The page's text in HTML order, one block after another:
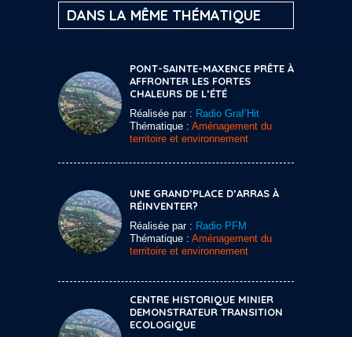
DANS LA MÊME THÉMATIQUE
PONT-SAINTE-MAXENCE PRÊTE À
AFFRONTER LES FORTES
CHALEURS DE L’ÉTÉ
Réalisée par : Radio Graf’Hit
Thématique : Aménagement du
territoire et environnement
UNE GRAND’PLACE D’ARRAS À
RÉINVENTER?
Réalisée par : Radio PFM
Thématique : Aménagement du
territoire et environnement
CENTRE HISTORIQUE MINIER
DEMONSTRATEUR TRANSITION
ECOLOGIQUE